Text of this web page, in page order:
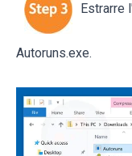
Estrarre
Autoruns.exe.